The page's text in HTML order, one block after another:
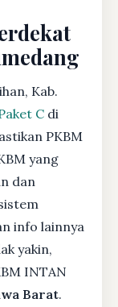
Kab.
C di
PKBM
yang
dan
info lainnya
yakin,
INTAN
Barat.